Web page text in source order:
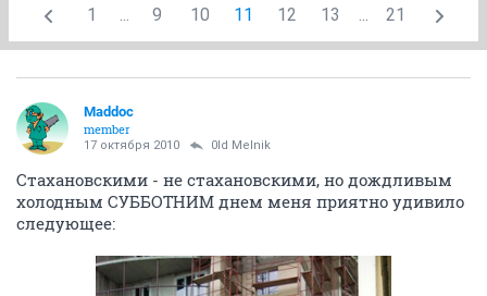
1 ... 9 10 11 12 13 ... 21
Maddoc
member
17 октября 2010 0ld Melnik
Стахановскими - не стахановскими, но дождливым
холодным СУББОТНИМ днем меня приятно удивило
следующее: